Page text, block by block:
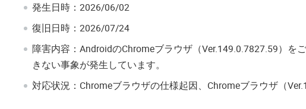
発生日時：2026/06/02
復旧日時：2026/07/24
障害内容：AndroidのChromeブラウザ（Ver.149.0.7827.59）
きない事象が発生しています。
対応状況：Chromeブラウザの仕様起因、Chromeブラウザ（